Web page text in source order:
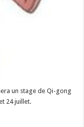
un stage de Qi-gong
24 juillet.